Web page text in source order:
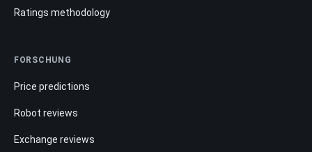
Ratings methodology
FORSCHUNG
Price predictions
Robot reviews
Exchange reviews